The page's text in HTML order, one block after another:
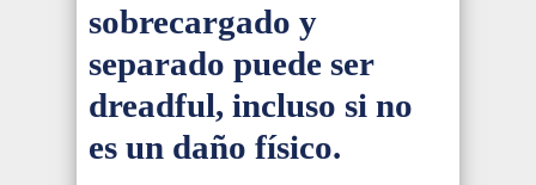
sobrecargado y
separado puede ser
dreadful, incluso si no
es un daño físico.